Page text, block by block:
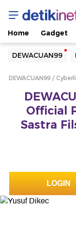
Home Gadget
DEWACUAN99
Yang sedang
Loading...
Loading...
DEWACUAN99
Official
Sastra
LOGIN